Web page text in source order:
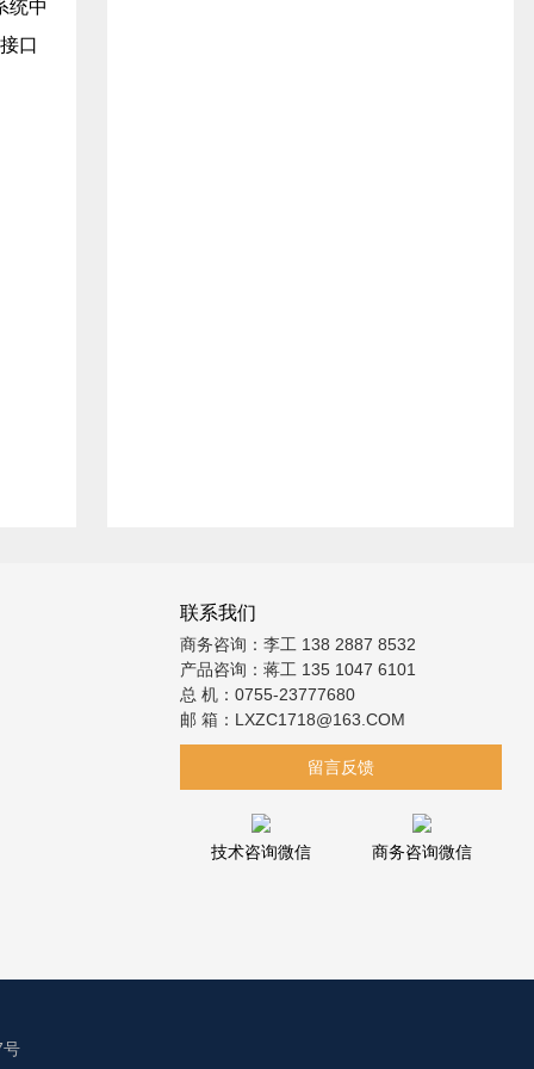
统中
口
联系我们
商务咨询：李工 138 2887 8532
产品咨询：蒋工 135 1047 6101
总 机：0755-23777680
邮 箱：LXZC1718@163.COM
留言反馈
技术咨询微信 商务咨询微信
号